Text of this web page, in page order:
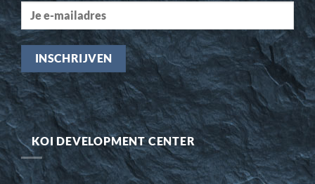
KOI DEVELOPMENT CENTER